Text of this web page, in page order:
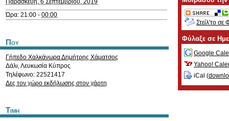
Παρασκευή, 6 Σεπτεμβρίου, 2019
Ώρα: 21:00 - 00:00
Που
Γήπεδο Χαλκάνωρα Δημήτρης Χάματσος
Δάλι,Λευκωσία Κύπρος
Τηλέφωνο: 22521417
Δες τον χώρο εκδήλωσης στον χάρτη
Τιμη
Στείλ'το σε
Φύλαξε σε
Google
Yahoo!
iCal (